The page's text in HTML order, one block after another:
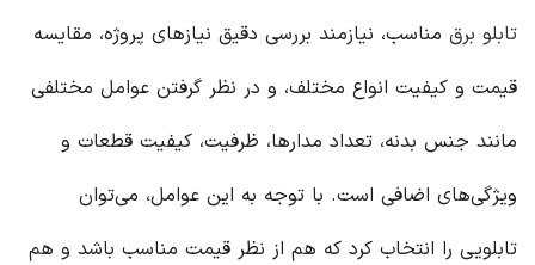
تابلو برق مناسب، نیازمند بررسی دقیق نیازهای پروژه، مقایسه
قیمت و کیفیت انواع مختلف، و در نظر گرفتن عوامل مختلفی
مانند جنس بدنه، تعداد مدارها، ظرفیت، کیفیت قطعات و
ویژگی‌های اضافی است. با توجه به این عوامل، می‌توان
تابلویی را انتخاب کرد که هم از نظر قیمت مناسب باشد و هم